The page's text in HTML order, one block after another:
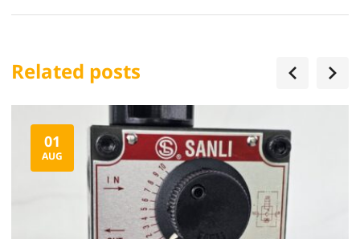
Related posts
01
AUG